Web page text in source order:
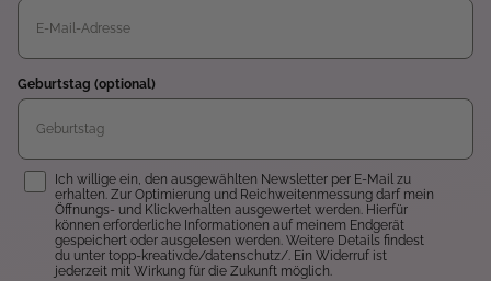
Geburtstag (optional)
Einwilligung
Ich willige ein, den ausgewählten Newsletter per E-Mail zu
erhalten. Zur Optimierung und Reichweitenmessung darf mein
Öffnungs- und Klickverhalten ausgewertet werden. Hierfür
können erforderliche Informationen auf meinem Endgerät
gespeichert oder ausgelesen werden. Weitere Details findest
du unter topp-kreativ.de/datenschutz/. Ein Widerruf ist
jederzeit mit Wirkung für die Zukunft möglich.